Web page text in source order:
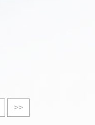
>>